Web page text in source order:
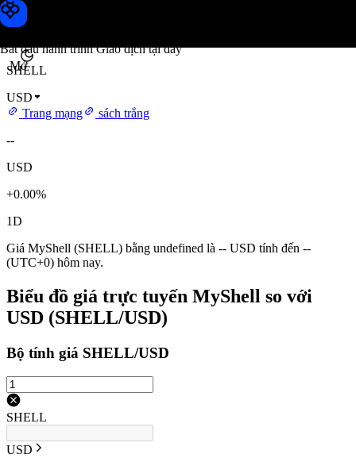
Bắt đầu hành trình Giao dịch tại đây
Mở
Giá MyShell
SHELL
USD
Trang mạng
sách trắng
--
USD
+0.00%
1D
Giá MyShell (SHELL) bằng undefined là -- USD tính đến --
(UTC+0) hôm nay.
Biểu đồ giá trực tuyến MyShell so với
USD (SHELL/USD)
Bộ tính giá SHELL/USD
SHELL
USD